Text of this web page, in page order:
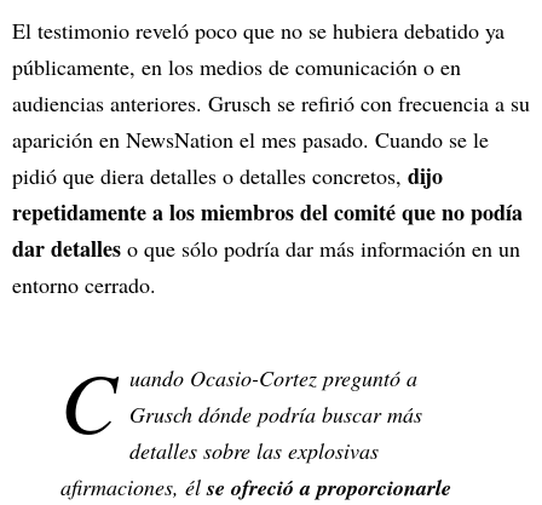
El testimonio reveló poco que no se hubiera debatido ya
públicamente, en los medios de comunicación o en
audiencias anteriores. Grusch se refirió con frecuencia a su
aparición en NewsNation el mes pasado. Cuando se le
pidió que diera detalles o detalles concretos, dijo
repetidamente a los miembros del comité que no podía
dar detalles o que sólo podría dar más información en un
entorno cerrado.
C uando Ocasio-Cortez preguntó a
Grusch dónde podría buscar más
detalles sobre las explosivas
afirmaciones, élse ofreció a proporcionarle